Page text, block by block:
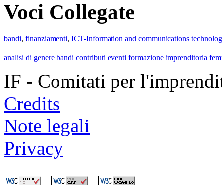
Voci Collegate
bandi, finanziamenti, ICT-Information and communications
analisi di genere bandi contributi eventi formazione imprenditoria
IF - Comitati per
Credits
Note legali
Privacy